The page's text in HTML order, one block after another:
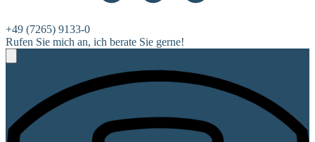
+49 (7265) 9133-0
Rufen Sie mich an, ich berate Sie gerne!